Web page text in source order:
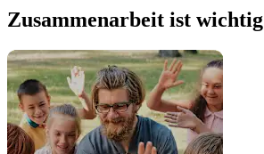
Zusammenarbeit ist wichtig